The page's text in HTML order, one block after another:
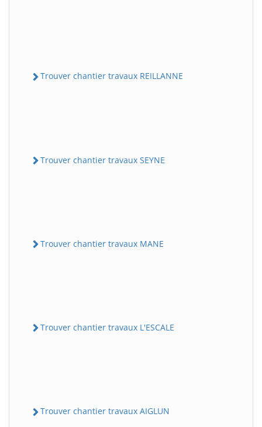
Trouver chantier travaux REILLANNE
Trouver chantier travaux SEYNE
Trouver chantier travaux MANE
Trouver chantier travaux L'ESCALE
Trouver chantier travaux AIGLUN